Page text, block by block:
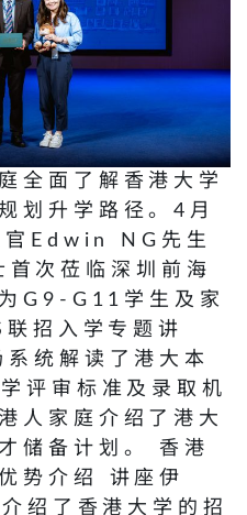
全面了解香港大学
划升学路径。4月
官Edwin NG先生
次莅临深圳前海
G9-G11学生及家
招入学专题讲
统解读了港大本
评审标准及录取机
人家庭介绍了港大
储备计划。 香港
势介绍 讲座伊
绍了香港大学的招